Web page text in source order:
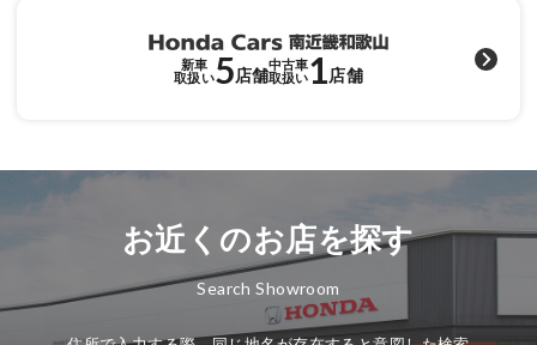
新車
取扱い5店舗
中古車
取扱い1店舗
お近くのお店を探す
Search Showroom